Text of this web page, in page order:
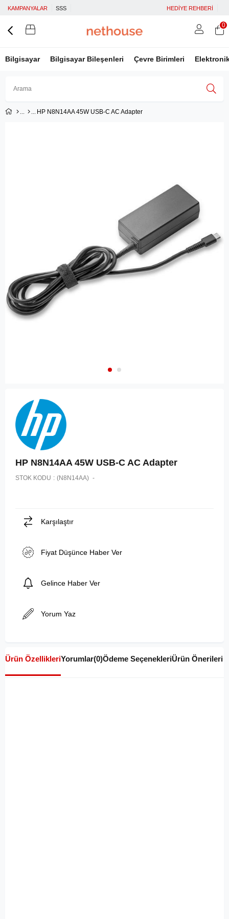
KAMPANYALAR SSS HEDİYE REHBERİ
Bilgisayar Bilgisayar Bileşenleri Çevre Birimleri
Facebook İle Bağlan
0
HP N8N14AA 45W USB-C AC Adapter
HP N8N14AA 45W USB-C AC Adapter
STOK KODU (N8N14AA)
Karşılaştır
Fiyat Düşünce Haber Ver
Gelince Haber Ver
Yorum Yaz
Ürün ÖzellikleriYorumlar(0)Ödeme SeçenekleriÜrün Önerileri